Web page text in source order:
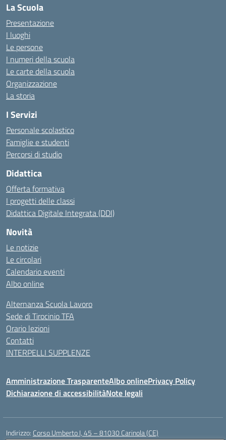
La Scuola
Presentazione
I luoghi
Le persone
I numeri della scuola
Le carte della scuola
Organizzazione
La storia
I Servizi
Personale scolastico
Famiglie e studenti
Percorsi di studio
Didattica
Offerta formativa
I progetti delle classi
Didattica Digitale Integrata (DDI)
Novità
Le notizie
Le circolari
Calendario eventi
Albo online
Alternanza Scuola Lavoro
Sede di Tirocinio TFA
Orario lezioni
Contatti
INTERPELLI SUPPLENZE
Amministrazione TrasparenteAlbo onlinePrivacy Policy
Dichiarazione di accessibilitàNote legali
Indirizzo: Corso Umberto I, 45 – 81030 Carinola (CE)